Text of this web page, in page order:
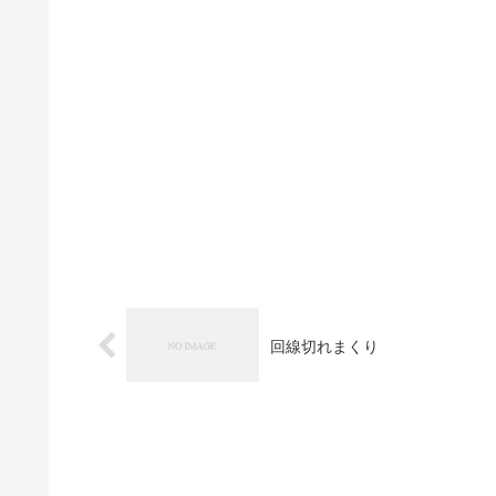
回線切れまくり